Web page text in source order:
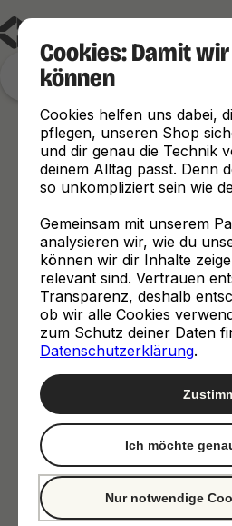
Cookies: Damit
können
Cookies helfen uns dabei,
pflegen, unseren Shop
und dir genau die Technik
deinem Alltag passt. Denn
so unkompliziert sein wie
Gemeinsam mit unserem
analysieren wir, wie du
können wir dir Inhalte
relevant sind. Vertrauen
Transparenz, deshalb
ob wir alle Cookies
zum Schutz deiner Daten
Datenschutzerklärung.
Nur notwendige
Ich möchte